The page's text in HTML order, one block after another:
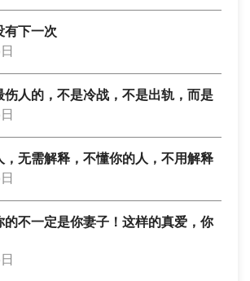
有下一次
伤人的，不是冷战，不是出轨，而是
，无需解释，不懂你的人，不用解释
的不一定是你妻子！这样的真爱，你